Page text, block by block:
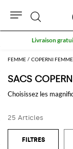
FEMME COPERNI FEMME
SACS
Choisissez les
allierez comfort et
Découvrez les
25 Articles
Livraison